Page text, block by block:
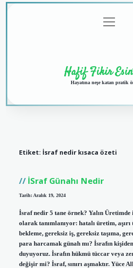
menüyü
aç
Hafif Fikir
Hayatına neşe katan pratik
Etiket: İsraf nedir kısaca özeti
İSraf Günahı Nedir
Tarih: Aralık 19, 2024
İsraf nedir 5 tane örnek? Yalın Üretimde
olarak tanımlanıyor: hatalı üretim, aşırı
bekleme, gereksiz iş, gereksiz taşıma,
para harcamak günah mı? İsrafın
duyuyoruz. İsrafın hükmü tüccar veya
değişir mi? İsraf, sınırı aşmaktır. Yüce